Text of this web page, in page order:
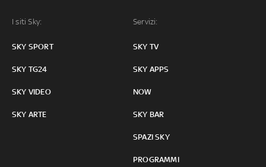
I siti Sky:
SKY SPORT
SKY TG24
SKY VIDEO
SKY ARTE
Servizi:
SKY TV
SKY APPS
NOW
SKY BAR
SPAZI SKY
PROGRAMMI